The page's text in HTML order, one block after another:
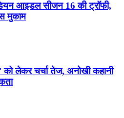
आइडल सीजन 16 की ट्रॉफी,
मुकाम
को लेकर चर्चा तेज, अनोखी कहानी